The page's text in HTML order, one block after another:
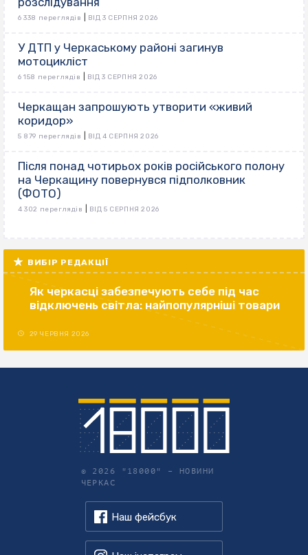
6 338 переглядів ВІД 3 СЕРПНЯ 2026
У ДТП у Черкаському районі загинув
мотоцикліст
6 158 переглядів ВІД 3 СЕРПНЯ 2026
Черкащан запрошують утворити «живий
коридор»
5 879 переглядів ВІД 4 СЕРПНЯ 2026
Після понад чотирьох років російського полону
на Черкащину повернувся підполковник
(ФОТО)
4 302 переглядів ВІД 5 СЕРПНЯ 2026
ВИБІР РЕДАКЦІЇ
Як черкасці забезпечують себе під час
відключень світла: найпопулярніші товари
29 ЧЕРВНЯ 2026
© 2026 "18000" – НОВИНИ
ЧЕРКАС
Наш фейсбук